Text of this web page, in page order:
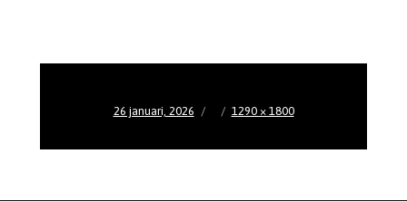
Publicerat
26 januari, 2026
Full
1290 × 1800